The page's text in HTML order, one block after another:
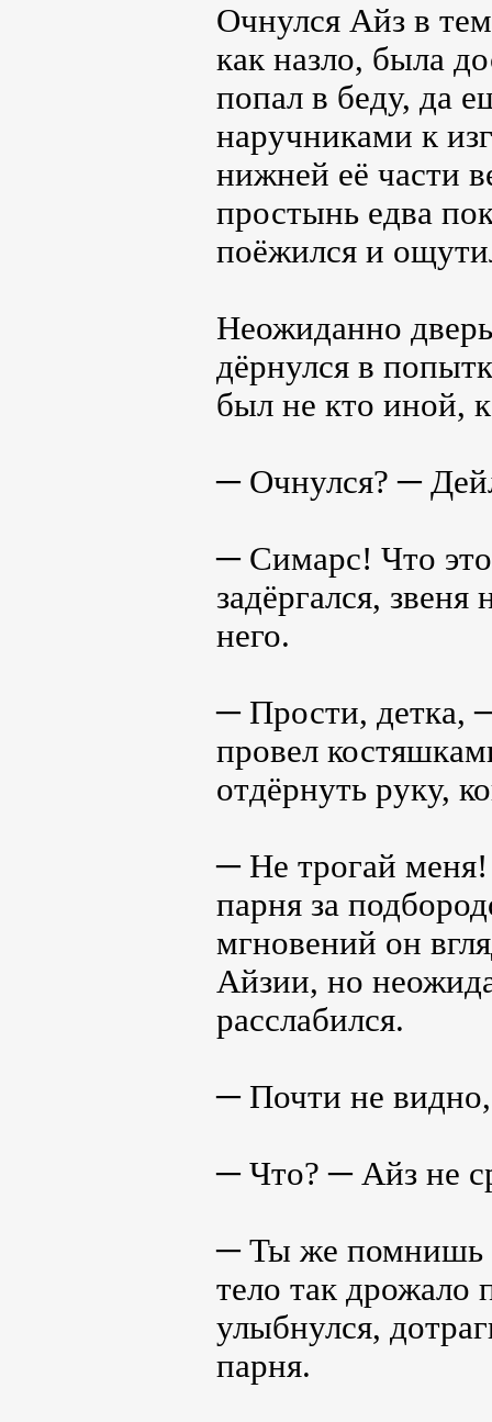
Очнулся Айз в
как назло, была
попал в беду, да
наручниками к
нижней её части
простынь едва
поёжился и
Неожиданно
дёрнулся в
был не кто иной,
─ Очнулся? ─
─ Симарс! Что
задёргался,
него.
─ Прости, детка,
провел
отдёрнуть руку,
─ Не трогай меня!
парня за
мгновений он
Айзии, но
расслабился.
─ Почти не
─ Что? ─ Айз не
─ Ты же помнишь
тело так
улыбнулся,
парня.